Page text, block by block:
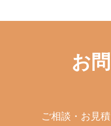
お
ご相談・お見